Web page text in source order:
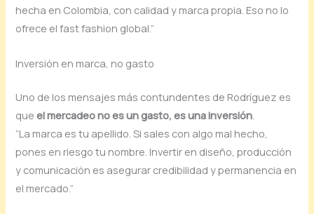
hecha en Colombia, con calidad y marca propia. Eso no lo
ofrece el fast fashion global.”
Inversión en marca, no gasto
Uno de los mensajes más contundentes de Rodríguez es
queel mercadeo no es un gasto, es una inversión
“La marca es tu apellido. Si sales con algo mal hecho,
pones en riesgo tu nombre. Invertir en diseño, producción
y comunicación es asegurar credibilidad y permanencia en
el mercado.”